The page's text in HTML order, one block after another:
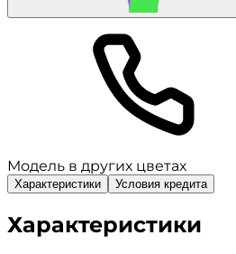
Модель в других цветах
Характеристики Условия кредита
Характеристики